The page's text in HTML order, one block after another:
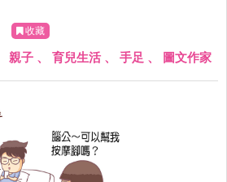
收藏
親子 、 育兒生活、 手足 、 圖文作家